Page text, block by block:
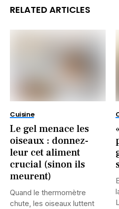
RELATED ARTICLES
Cuisine
Le gel menace les
oiseaux : donnez-
leur cet aliment
crucial (sinon ils
meurent)
Quand le thermomètre
chute, les oiseaux luttent